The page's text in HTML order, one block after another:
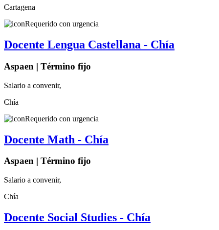
Cartagena
Requerido con urgencia
Docente Lengua Castellana - Chía
Aspaen | Término fijo
Salario a convenir,
Chía
Requerido con urgencia
Docente Math - Chía
Aspaen | Término fijo
Salario a convenir,
Chía
Docente Social Studies - Chía